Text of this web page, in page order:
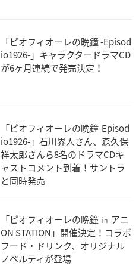
「ピオフィオーレの晩鐘 -Episod
io1926-」キャラクタードラマCD
が6ヶ月連続で発売決定！
「ピオフィオーレの晩鐘-Episod
io1926-」石川界人さん、森久保
祥太郎さんら8名のドラマCDキ
ャストコメント到着！サントラ
と同時発売
「ピオフィオーレの晩鐘 ㏌ アニ
ON STATION」開催決定！コラボ
フード・ドリンク、オリジナル
ノベルティが登場